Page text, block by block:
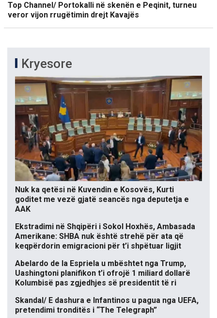
Top Channel/ Portokalli në skenën e Peqinit, turneu
veror vijon rrugëtimin drejt Kavajës
Kryesore
Nuk ka qetësi në Kuvendin e Kosovës, Kurti
goditet me vezë gjatë seancës nga deputetja e
AAK
Ekstradimi në Shqipëri i Sokol Hoxhës, Ambasada
Amerikane: SHBA nuk është strehë për ata që
keqpërdorin emigracioni për t’i shpëtuar ligjit
Abelardo de la Espriela u mbështet nga Trump,
Uashingtoni planifikon t’i ofrojë 1 miliard dollarë
Kolumbisë pas zgjedhjes së presidentit të ri
Skandal/ E dashura e Infantinos u pagua nga UEFA,
pretendimi tronditës i “The Telegraph”